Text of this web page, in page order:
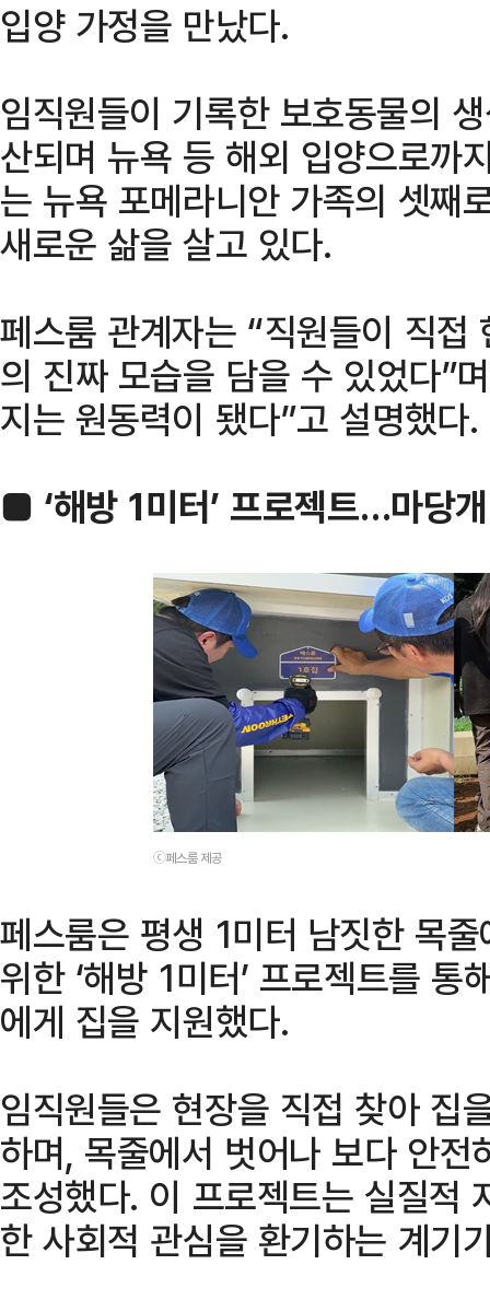
입양 가정을 만났다.
임직원들이 기록한 보호동물의
산되며 뉴욕 등 해외 입양으로까
는 뉴욕 포메라니안 가족의 셋째
새로운 삶을 살고 있다.
페스룸 관계자는 “직원들이 직접
의 진짜 모습을 담을 수 있었다”
지는 원동력이 됐다”고 설명했다.
■ ‘해방 1미터’ 프로젝트…마당
ⓒ페스룸 제공
페스룸은 평생 1미터 남짓한 목
위한 ‘해방 1미터’ 프로젝트를
에게 집을 지원했다.
임직원들은 현장을 직접 찾아 집
하며, 목줄에서 벗어나 보다 안
조성했다. 이 프로젝트는 실질적
한 사회적 관심을 환기하는 계기